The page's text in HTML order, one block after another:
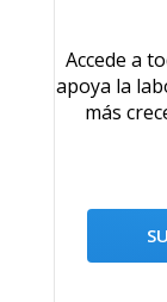
Accede a
apoya la
más